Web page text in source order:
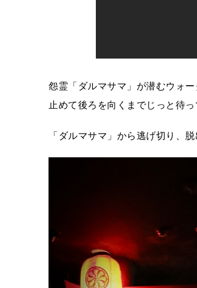
怨霊「ダルマサマ」が潜むウォ
止めて後ろを向くまでじっと待
「ダルマサマ」から逃げ切り、